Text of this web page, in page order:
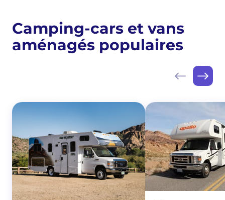
Camping-cars et vans
aménagés populaires